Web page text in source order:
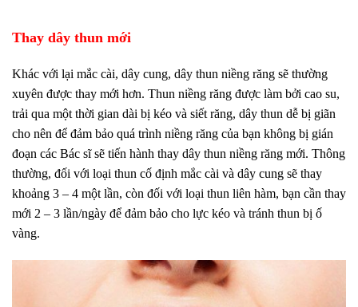
Thay dây thun mới
Khác với lại mắc cài, dây cung, dây thun niềng răng sẽ thường
xuyên được thay mới hơn. Thun niềng răng được làm bởi cao su,
trải qua một thời gian dài bị kéo và siết răng, dây thun dễ bị giãn
cho nên để đảm bảo quá trình niềng răng của bạn không bị gián
đoạn các Bác sĩ sẽ tiến hành thay dây thun niềng răng mới. Thông
thường, đối với loại thun cố định mắc cài và dây cung sẽ thay
khoảng 3 – 4 một lần, còn đối với loại thun liên hàm, bạn cần thay
mới 2 – 3 lần/ngày để đảm bảo cho lực kéo và tránh thun bị ố
vàng.